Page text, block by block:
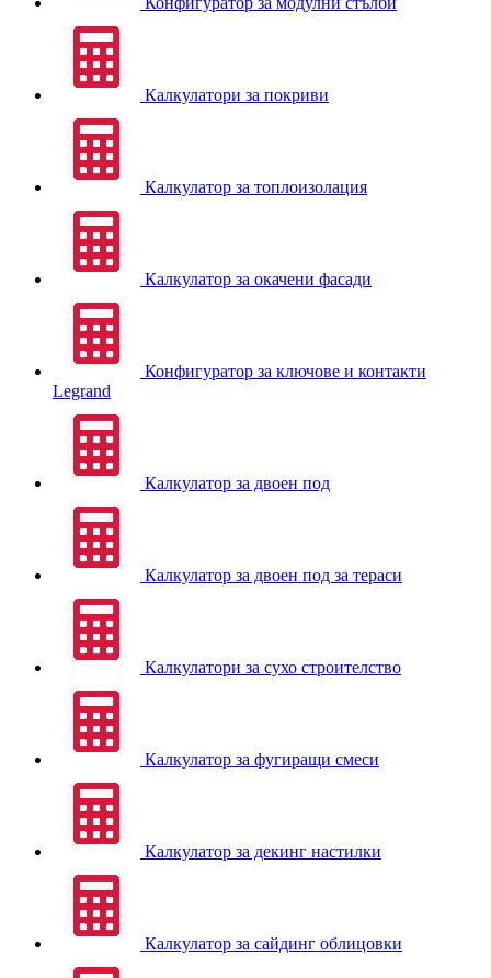
Калкулатори за покриви
Калкулатор за топлоизолация
Калкулатор за окачени фасади
Конфигуратор за ключове и контакти
Legrand
Калкулатор за двоен под
Калкулатор за двоен под за тераси
Калкулатори за сухо строителство
Калкулатор за фугиращи смеси
Калкулатор за декинг настилки
Калкулатор за сайдинг облицовки